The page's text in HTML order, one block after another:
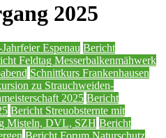
2025
Espenau Bericht
Feldtag Messerbalkenmähwerk
Schnittkurs Frankenhausen
zu Strauchweiden-
2025 Bericht
Bericht Streuobsternte mit
Misteln, DVL, SZH Bericht
Bericht Forum Naturschutz